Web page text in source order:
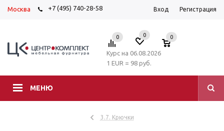
Москва +7 (495) 740-28-58 Вход Регистрация
МЕНЮ
0 0 0
Курс на 06.08.2026
1 EUR = 98 руб.
3.7. Крючки